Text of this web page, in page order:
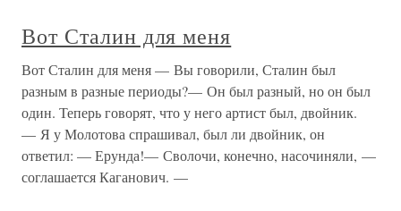
Вот Сталин для меня
Вот Сталин для меня — Вы говорили, Сталин был
разным в разные периоды?— Он был разный, но он был
один. Теперь говорят, что у него артист был, двойник.
— Я у Молотова спрашивал, был ли двойник, он
ответил: — Ерунда!— Сволочи, конечно, насочиняли, —
соглашается Каганович. —